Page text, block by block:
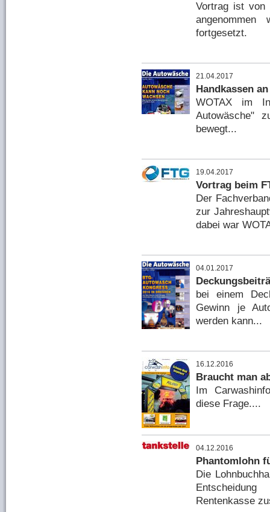
Vortrag ist von
fortgesetzt.
21.04.2017
Handkassen
WOTAX im
Autowäsche"
bewegt...
19.04.2017
Vortrag beim
Der
zur
dabei war
04.01.2017
bei einem
Gewinn je
werden kann...
16.12.2016
Braucht man
Im
diese Frage....
04.12.2016
Phantomlohn
Die
Rentenkasse